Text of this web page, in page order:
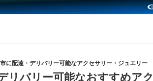
に配達・デリバリー可能なアクセサリー・ジュエリー
リバリー可能なおすすめア